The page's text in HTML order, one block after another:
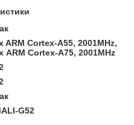
ARM Cortex-A55, 2001MHz,
ARM Cortex-A75, 2001MHz
G52